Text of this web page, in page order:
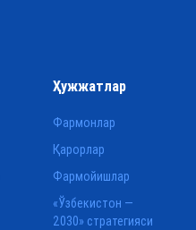
Ҳужжатлар
Фармонлар
Қарорлар
Фармойишлар
«Ўзбекистон —
2030» стратегияси